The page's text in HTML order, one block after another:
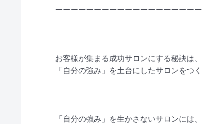
ーーーーーーーーーーーーーーーーーー
お客様が集まる成功サロンにする秘訣は、
「自分の強み」を土台にしたサロンをつ
「自分の強み」を生かさないサロンには、